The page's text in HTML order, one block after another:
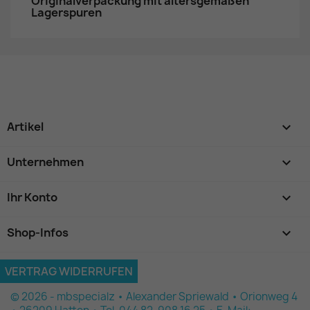
Lagerspuren
Artikel 
Unternehmen 
Ihr Konto 
Shop-Infos keyboard_arrow_down
VERTRAG WIDERRUFEN
© 2026 - mbspecialz • Alexander Spriewald • Orionweg 4